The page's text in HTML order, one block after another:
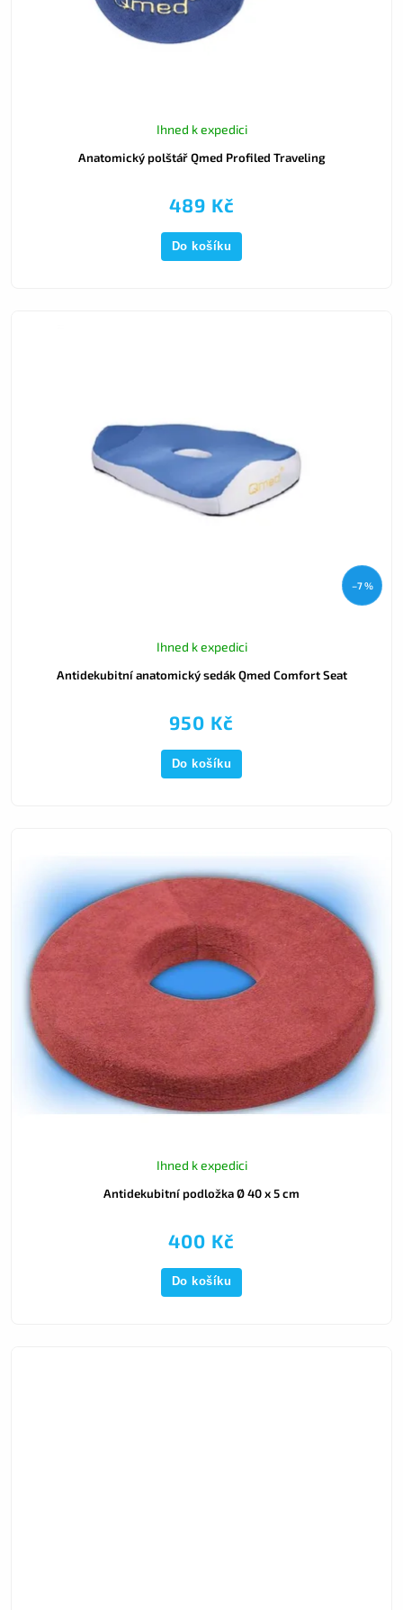
Anatomický polštář Qmed Profiled Traveling
Ihned k expedici
489 Kč
Do košíku
–7 %
Antidekubitní anatomický sedák Qmed Comfort Seat
Ihned k expedici
950 Kč
Do košíku
Antidekubitní podložka Ø 40 x 5 cm
Ihned k expedici
400 Kč
Do košíku